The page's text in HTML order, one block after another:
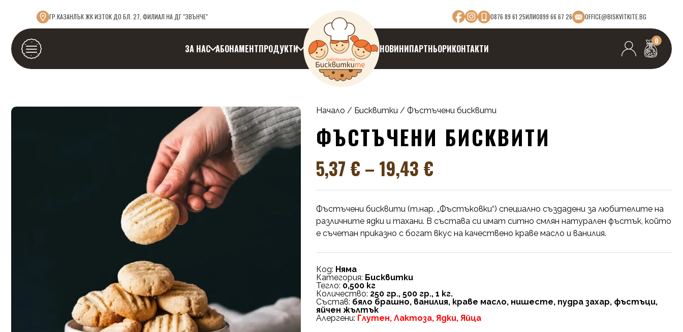
ГР.КАЗАНЛЪК ЖК ИЗТОК ДО БЛ. 27, ФИЛИАЛ НА ДГ "ЗВЪНЧЕ" 0876 89 61 25ИЛИ0899 66 67 26 OFFICE@BISKVITKITE.BG
ЗА НАС АБОНАМЕНТПРОДУКТИ НОВИНИПАРТНЬОРИКОНТАКТИ
0
Начало / Бисквитки / Фъстъчени бисквити
ФЪСТЪЧЕНИ БИСКВИТИ
5,37 € – 19,43 €
Фъстъчени бисквити (т.нар. „Фъстъковки“) специално създадени за любителите на
различните ядки и тахани. В състава си имат ситно смлян натурален фъстък, който
е съчетан приказно с богат вкус на качествено краве масло и ванилия.
Код: Няма
Категория: Бисквитки
Тегло: 0,500 кг
Количество: 250 гр., 500 гр., 1 кг.
Състав: бяло брашно, ванилия, краве масло, нишесте, пудра захар, фъстъци,
яйчен жълтък
Алергени: Глутен, Лактоза, Ядки, Яйца